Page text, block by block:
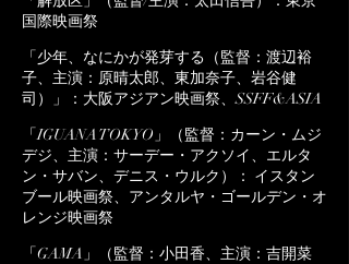
国際映画祭
「少年、なにかが発芽する（監督：渡辺裕
子、主演：原晴太郎、東加奈子、岩谷健
司）」：大阪アジアン映画祭、SSFF&ASIA
「IGUANA TOKYO」（監督：カーン・ムジ
デジ、主演：サーデー・アクソイ、エルタ
ン・サバン、デニス・ウルク）： イスタン
ブール映画祭、アンタルヤ・ゴールデン・オ
レンジ映画祭
「GAMA」（監督：小田香、主演：吉開菜